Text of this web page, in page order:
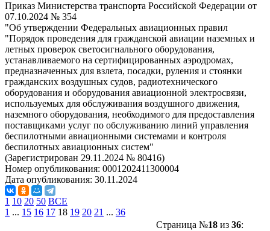
Приказ Министерства транспорта Российской Федерации от
07.10.2024 № 354
"Об утверждении Федеральных авиационных правил
"Порядок проведения для гражданской авиации наземных и
летных проверок светосигнального оборудования,
устанавливаемого на сертифицированных аэродромах,
предназначенных для взлета, посадки, руления и стоянки
гражданских воздушных судов, радиотехнического
оборудования и оборудования авиационной электросвязи,
используемых для обслуживания воздушного движения,
наземного оборудования, необходимого для предоставления
поставщиками услуг по обслуживанию линий управления
беспилотными авиационными системами и контроля
беспилотных авиационных систем"
(Зарегистрирован 29.11.2024 № 80416)
Номер опубликования: 0001202411300004
Дата опубликования: 30.11.2024
1 10 20 50 ВСЕ
1 ... 15 16 17 18 19 20 21 ... 36
Страница №18из 36: